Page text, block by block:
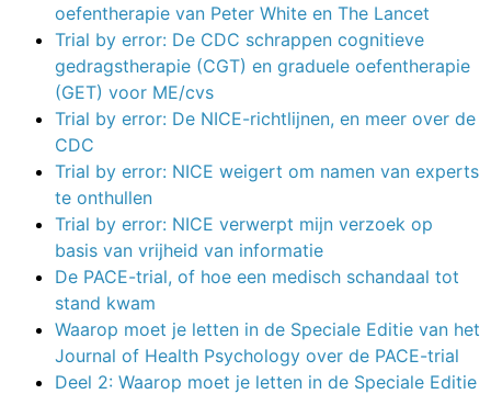
oefentherapie van Peter White en The Lancet
Trial by error: De CDC schrappen cognitieve
gedragstherapie (CGT) en graduele oefentherapie
(GET) voor ME/cvs
Trial by error: De NICE-richtlijnen, en meer over de
CDC
Trial by error: NICE weigert om namen van experts
te onthullen
Trial by error: NICE verwerpt mijn verzoek op
basis van vrijheid van informatie
De PACE-trial, of hoe een medisch schandaal tot
stand kwam
Waarop moet je letten in de Speciale Editie van het
Journal of Health Psychology over de PACE-trial
Deel 2: Waarop moet je letten in de Speciale Editie